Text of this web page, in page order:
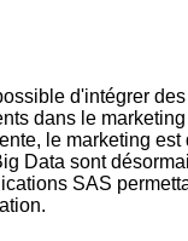
d'intégrer
dans le
le marketing
Data sont
SAS